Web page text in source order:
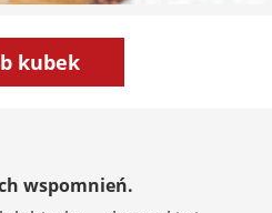
kubek
wspomnień.